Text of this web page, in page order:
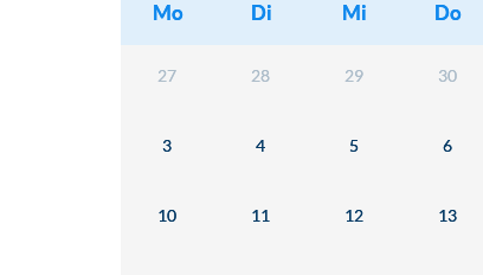
Mo Di Mi Do
27 28 29 30
3 4 5 6
10 11 12 13